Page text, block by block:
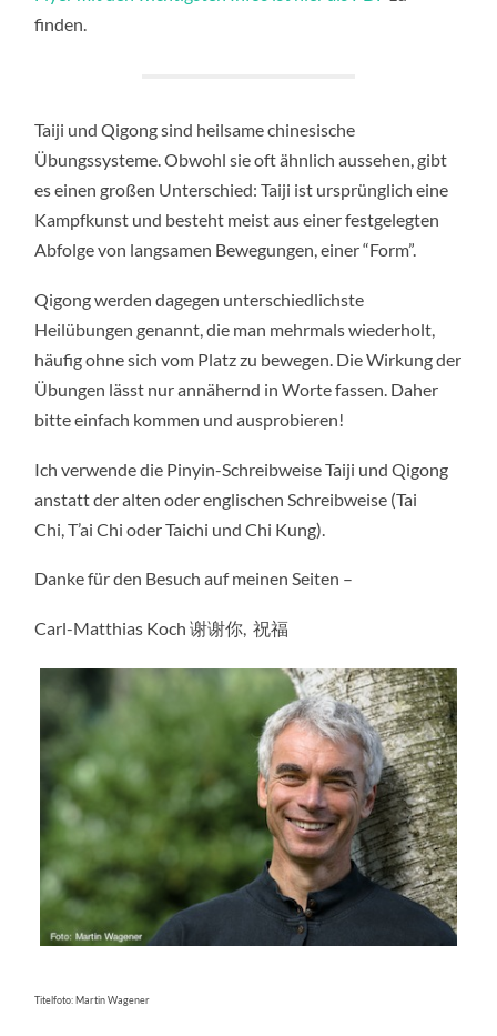
finden.
Taiji und Qigong sind heilsame chinesische
Übungssysteme. Obwohl sie oft ähnlich aussehen, gibt
es einen großen Unterschied: Taiji ist ursprünglich eine
Kampfkunst und besteht meist aus einer festgelegten
Abfolge von langsamen Bewegungen, einer “Form”.
Qigong werden dagegen unterschiedlichste
Heilübungen genannt, die man mehrmals wiederholt,
häufig ohne sich vom Platz zu bewegen. Die Wirkung der
Übungen lässt nur annähernd in Worte fassen. Daher
bitte einfach kommen und ausprobieren!
Ich verwende die Pinyin-Schreibweise Taiji und Qigong
anstatt der alten oder englischen Schreibweise (Tai
Chi, T’ai Chi oder Taichi und Chi Kung).
Danke für den Besuch auf meinen Seiten –
Carl-Matthias Koch 谢谢你, 祝福
Titelfoto: Martin Wagener